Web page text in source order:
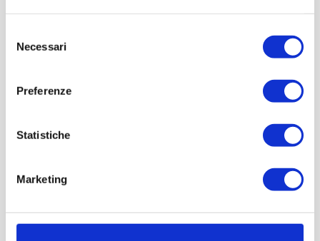
delNecessari
Preferenze
Statistiche
Marketing
MuseoNicolisTV
Natanti
News
Recensioni